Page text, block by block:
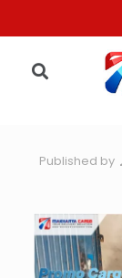
Published by